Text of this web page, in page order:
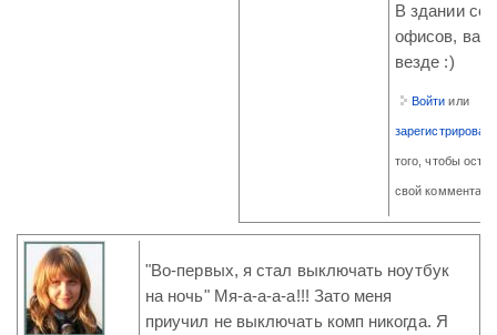
В здании
офисов,
везде :)
Войти или
того, чтобы
свой
"Во-первых, я стал выключать ноутбук
на ночь" Мя-а-а-а-а!!! Зато меня
приучил не выключать комп никогда. Я